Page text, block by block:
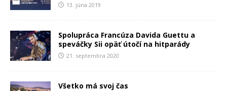
13. júna 2019
Spolupráca Francúza Davida Guettu a
speváčky Sii opäť útočí na hitparády
21. septembra 2020
Všetko má svoj čas